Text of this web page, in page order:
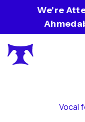
We're
Vocal